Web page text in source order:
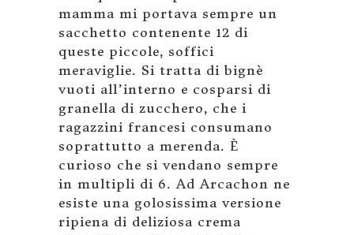
mamma mi portava sempre un
sacchetto contenente 12 di
queste piccole, soffici
meraviglie. Si tratta di bignè
vuoti all’interno e cosparsi di
granella di zucchero, che i
ragazzini francesi consumano
soprattutto a merenda. È
curioso che si vendano sempre
in multipli di 6. Ad Arcachon ne
esiste una golosissima versione
ripiena di deliziosa crema